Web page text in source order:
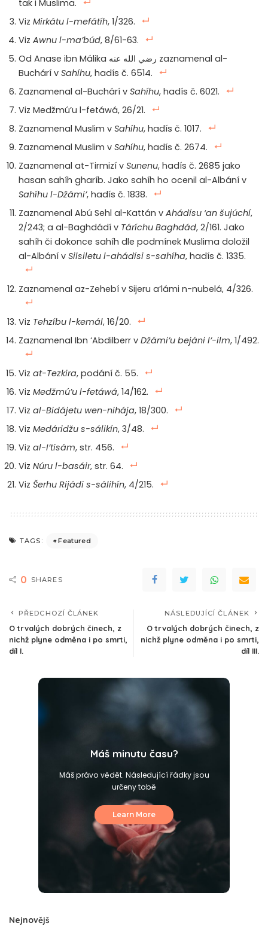
tak i Muslima.
Viz Mirkátu l-mefátíh, 1/326.
Viz Awnu l-ma’búd, 8/61-63.
Od Anase ibn Málika رضي الله عنه zaznamenal al-
Buchárí v Sahíhu, hadís č. 6514.
Zaznamenal al-Buchárí v Sahíhu, hadís č. 6021.
Viz Medžmú’u l-fetáwá, 26/21.
Zaznamenal Muslim v Sahíhu, hadís č. 1017.
Zaznamenal Muslim v Sahíhu, hadís č. 2674.
Zaznamenal at-Tirmizí v Sunenu, hadís č. 2685 jako
hasan sahíh gharíb. Jako sahíh ho ocenil al-Albání v
Sahíhu l-Džámi’, hadís č. 1838.
Zaznamenal Abú Sehl al-Kattán v Ahádísu ‘an šujúchí,
2/243; a al-Baghdádí v Táríchu Baghdád, 2/161. Jako
sahíh či dokonce sahíh dle podmínek Muslima doložil
al-Albání v Silsiletu l-ahádísi s-sahíha, hadís č. 1335.
Zaznamenal az-Zehebí v Sijeru a’lámi n-nubelá, 4/326.
Viz Tehzíbu l-kemál, 16/20.
Zaznamenal Ibn ‘Abdilberr v Džámi’u bejáni l’-ilm, 1/492.
Viz at-Tezkira, podání č. 55.
Viz Medžmú’u l-fetáwá, 14/162.
Viz al-Bidájetu wen-nihája, 18/300.
Viz Medáridžu s-sálikín, 3/48.
Viz al-I’tisám, str. 456.
Viz Núru l-basáir, str. 64.
Viz Šerhu Rijádi s-sálihín, 4/215.
TAGS: Featured
0 SHARES
PŘEDCHOZÍ ČLÁNEK
O trvalých dobrých činech, z
nichž plyne odměna i po smrti,
díl I.
NÁSLEDUJÍCÍ ČLÁNEK
O trvalých dobrých činech, z
nichž plyne odměna i po smrti,
díl III.
Máš minutu času?
Máš právo vědět. Následující řádky jsou
určeny tobě
Learn More
Nejnovějš